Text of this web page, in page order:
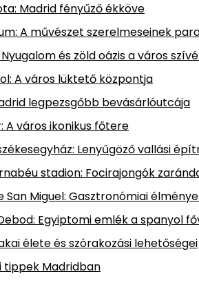
Madrid fényűző ékköve
A művészet szerelmeseinek
és zöld oázis a város
A város lüktető központja
legpezsgőbb bevásárlóutcája
A város ikonikus főtere
Lenyűgöző vallási
stadion: Focirajongók
San Miguel: Gasztronómiai
Egyiptomi emlék a spanyol
élete és szórakozási lehetőségei
tippek Madridban